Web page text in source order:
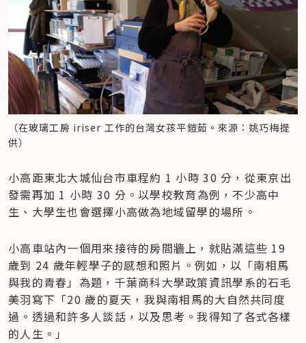
（在玻璃工房 iriser 工作的台灣女孩平鎧茹。來源：姚巧梅提
供）
小高距東北大城仙台市車程約 1 小時 30 分，從東京出
發需再加 1 小時 30 分。以學校教育為例，不少高中
生、大學生也會選擇小高做為地域留學的場所。
小高車站內一個用來接待的房間牆上，就貼滿這些 19
歲到 24 歲年輕學子的感想和照片。例如，以「南相馬
與我的青春」為題，千葉商科大學政策資訊學系的石毛
美羽寫下「20 歲的夏天，我與南相馬的大自然共同度
過。透過和許多人談話，以及思考。我得知了各式各樣
的人生。」